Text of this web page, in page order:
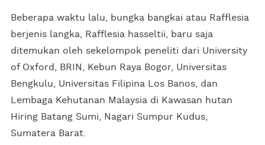
Beberapa waktu lalu, bungka bangkai atau Rafflesia
berjenis langka, Rafflesia hasseltii, baru saja
ditemukan oleh sekelompok peneliti dari University
of Oxford, BRIN, Kebun Raya Bogor, Universitas
Bengkulu, Universitas Filipina Los Banos, dan
Lembaga Kehutanan Malaysia di Kawasan hutan
Hiring Batang Sumi, Nagari Sumpur Kudus,
Sumatera Barat.